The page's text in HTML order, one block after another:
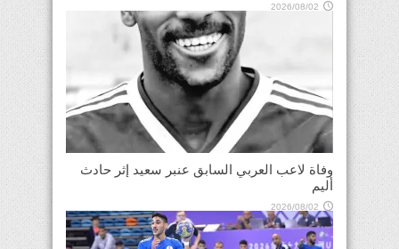
2026/08/02
وفاة لاعب العربي السابق عنبر سعيد إثر حادث
أليم
2026/08/02